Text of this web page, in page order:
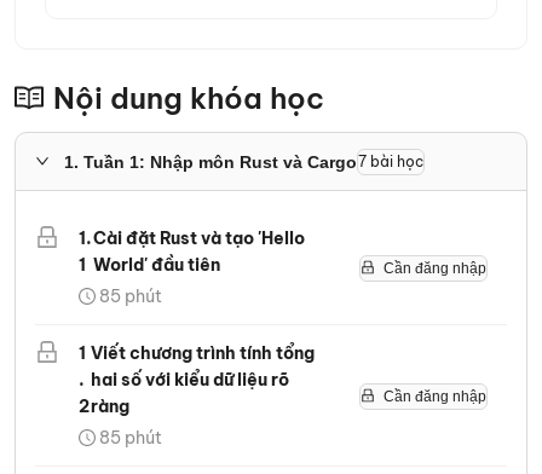
Nội dung khóa học
1. Tuần 1: Nhập môn Rust và Cargo7 bài học
1.
1
Cài đặt Rust và tạo 'Hello
World' đầu tiên
85 phút
Cần đăng nhập
1
.
2
Viết chương trình tính tổng
hai số với kiểu dữ liệu rõ
ràng
85 phút
Cần đăng nhập